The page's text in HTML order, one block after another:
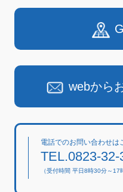
webから
電話でのお問い合わせは
TEL.0823-32-
（受付時間 平日8時30分～17